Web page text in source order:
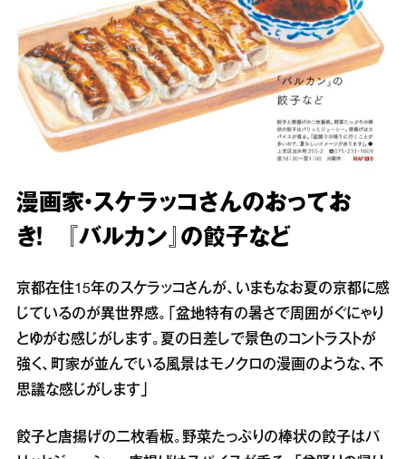
漫画家・スケラッコさんのおってお
き！ 『バルカン』の餃子など
京都在住15年のスケラッコさんが、いまもなお夏の京都に感
じているのが異世界感。「盆地特有の暑さで周囲がぐにゃり
とゆがむ感じがします。夏の日差しで景色のコントラストが
強く、町家が並んでいる風景はモノクロの漫画のような、不
思議な感じがします」
餃子と唐揚げの二枚看板。野菜たっぷりの棒状の餃子はパ